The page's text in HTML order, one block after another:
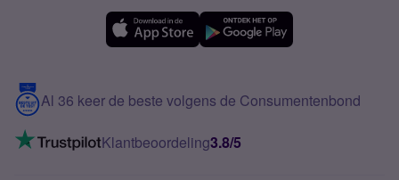
Meerdere nummers
5G internet
Mobiel internet
Mobiel abonnement
Contact
VoLTE 4G bellen
Al 36 keer de beste volgens de Consumentenbond
Klantbeoordeling3.8/5